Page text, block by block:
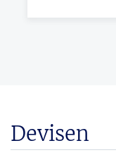
Devisen